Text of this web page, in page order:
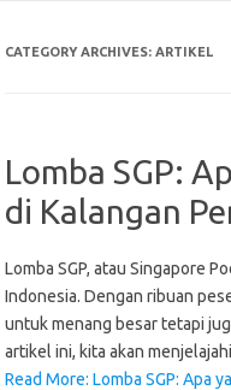
CATEGORY ARCHIVES: ARTIKEL
Lomba SGP:
di Kalangan
Lomba SGP, atau Singapore
Indonesia. Dengan ribuan
untuk menang besar tetapi
artikel ini, kita akan
Read More: Lomba SGP: Apa